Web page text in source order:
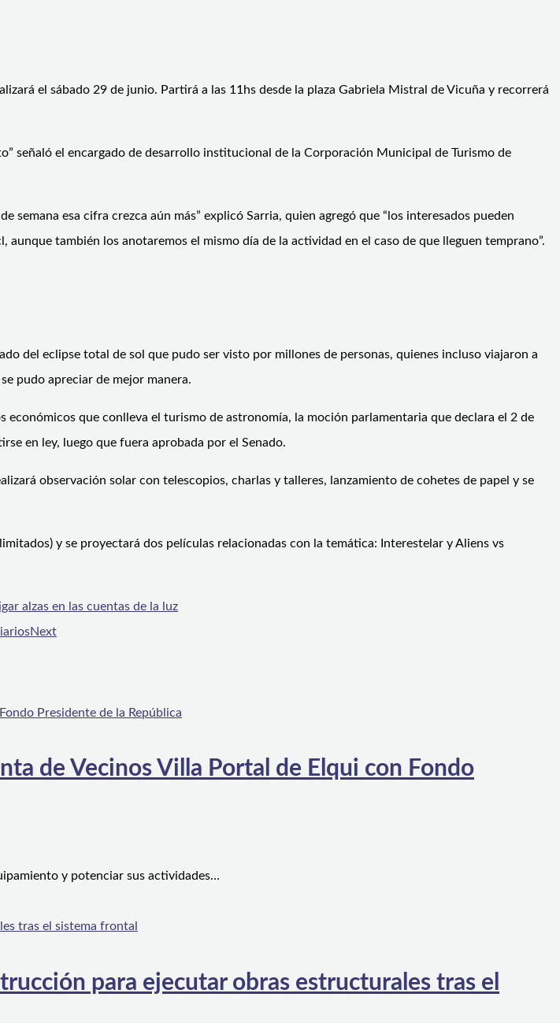
el sábado 29 de junio. Partirá a las 11hs desde la plaza Gabriela Mistral de Vicuña y recorrerá
señaló el encargado de desarrollo institucional de la Corporación Municipal de Turismo de
esa cifra crezca aún más” explicó Sarria, quien agregó que “los interesados pueden
también los anotaremos el mismo día de la actividad en el caso de que lleguen temprano”.
del eclipse total de sol que pudo ser visto por millones de personas, quienes incluso viajaron a
pudo apreciar de mejor manera.
que conlleva el turismo de astronomía, la moción parlamentaria que declara el 2 de
en ley, luego que fuera aprobada por el Senado.
observación solar con telescopios, charlas y talleres, lanzamiento de cohetes de papel y se
y se proyectará dos películas relacionadas con la temática: Interestelar y Aliens vs
alzas en las cuentas de la luz
Next
de Vecinos Villa Portal de Elqui con Fondo
y potenciar sus actividades…
para ejecutar obras estructurales tras el